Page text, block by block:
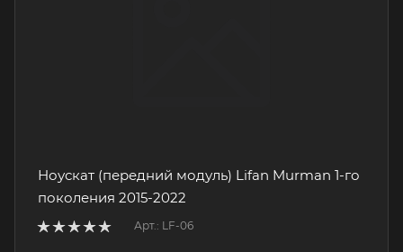
Ноускат (передний модуль) Lifan Murman 1-го
поколения 2015-2022
Арт.: LF-06